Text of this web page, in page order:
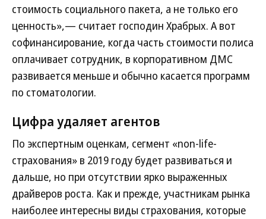
стоимость социального пакета, а не только его
ценность»,— считает господин Храбрых. А вот
софинансирование, когда часть стоимости полиса
оплачивает сотрудник, в корпоративном ДМС
развивается меньше и обычно касается программ
по стоматологии.
Цифра удаляет агентов
По экспертным оценкам, сегмент «non-life-
страхования» в 2019 году будет развиваться и
дальше, но при отсутствии ярко выраженных
драйверов роста. Как и прежде, участникам рынка
наиболее интересны виды страхования, которые